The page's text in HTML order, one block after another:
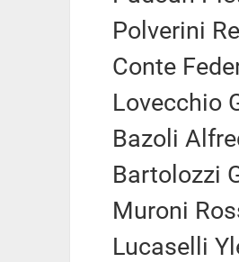
Polverini
Conte
Lovecchio
Bazoli
Bartolozzi
Muroni
Lucaselli